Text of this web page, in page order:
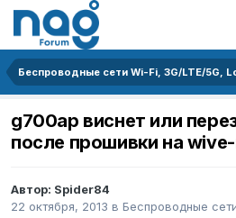
Беспроводные сети Wi-Fi, 3G/LTE/5G,
g700ap виснет или
после прошивки на
Автор: Spider84
22 октября, 2013 в Беспроводные